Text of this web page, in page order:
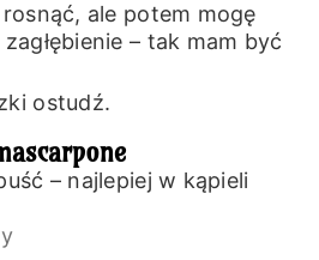
ale potem mogę
– tak mam być
ostudź.
– najlepiej w kąpieli